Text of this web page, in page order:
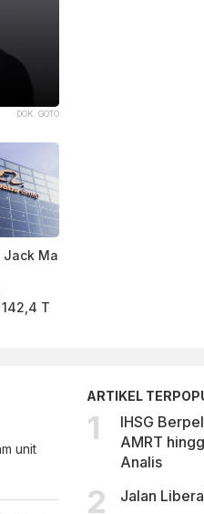
Ma
T
unit
ARTIKEL
IHSG
AMRT
Analis
Jalan